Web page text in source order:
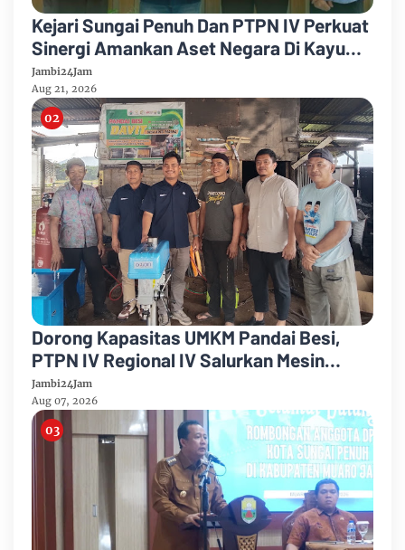
Kejari Sungai Penuh Dan PTPN IV Perkuat
Sinergi Amankan Aset Negara Di Kayu
Aro
Jambi24Jam
Aug 21, 2026
Dorong Kapasitas UMKM Pandai Besi,
PTPN IV Regional IV Salurkan Mesin
Canggih Dan Legalitas Usaha Di Sungai
Penuh
Jambi24Jam
Aug 07, 2026